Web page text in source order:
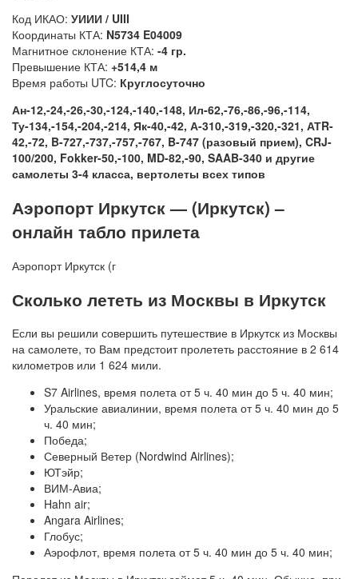
Код ИКАО: УИИИ / UIII
Координаты КТА: N5734 E04009
Магнитное склонение КТА: -4 гр.
Превышение КТА: +514,4 м
Время работы UTC: Круглосуточно
Ан-12,-24,-26,-30,-124,-140,-148, Ил-62,-76,-86,-96,-114,
Ту-134,-154,-204,-214, Як-40,-42, А-310,-319,-320,-321, АТR-
42,-72, B-727,-737,-757,-767, B-747 (разовый прием), CRJ-
100/200, Fokker-50,-100, MD-82,-90, SAAB-340 и другие
самолеты 3-4 класса, вертолеты всех типов
Аэропорт Иркутск — (Иркутск) –
онлайн табло прилета
Аэропорт Иркутск (г
Сколько лететь из Москвы в Иркутск
Если вы решили совершить путешествие в Иркутск из Москвы
на самолете, то Вам предстоит пролететь расстояние в 2 614
километров или 1 624 мили.
S7 Airlines, время полета от 5 ч. 40 мин до 5 ч. 40 мин;
Уральские авиалинии, время полета от 5 ч. 40 мин до 5
ч. 40 мин;
Победа;
Северный Ветер (Nordwind Airlines);
ЮТэйр;
ВИМ-Авиа;
Hahn air;
Angara Airlines;
Глобус;
Аэрофлот, время полета от 5 ч. 40 мин до 5 ч. 40 мин;